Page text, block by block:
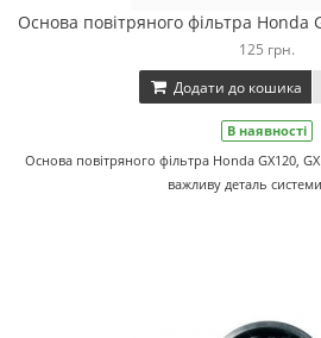
Основа повітряного фільтра Honda
125 грн.
Додати до кошика
В наявності
Основа повітряного фільтра Honda GX120,
важливу деталь